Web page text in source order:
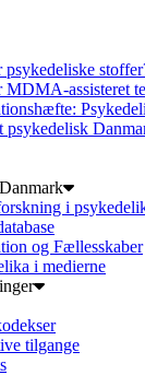
psykedeliske
MDMA-assisteret
psykedelisk
i
og Fællesskaber
i medierne
tilgange